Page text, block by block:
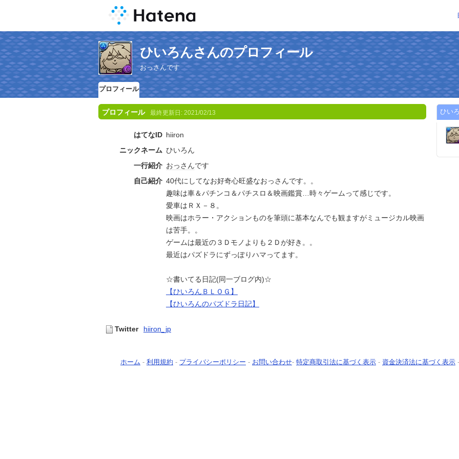
ひいろんさんのプロフィール
おっさんです
プロフィール
プロフィール 最終更新日: 2021/02/13
はてなID hiiron
ニックネーム ひいろん
一行紹介 おっさんです
自己紹介 40代にしてなお好奇心旺盛なおっさんです。。
趣味は車＆パチンコ＆パチスロ＆映画鑑賞…時々ゲームって感じです。
愛車はＲＸ－８。
映画はホラー・アクションものを筆頭に基本なんでも観ますがミュージカル映画
は苦手。。
ゲームは最近の３Ｄモノよりも２Ｄが好き。。
最近はパズドラにずっぽりハマってます。
☆書いてる日記(同一ブログ内)☆
【ひいろんＢＬＯＧ】
【ひいろんのパズドラ日記】
Twitter hiiron_jp
ひい
ホーム - 利用規約 - プライバシーポリシー - お問い合わせ- 特定商取引法に基づく表示 - 資金決済法に基づく表示 -